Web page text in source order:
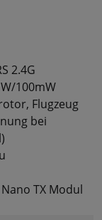
2.4G
100mW
Flugzeug
bei
TX Modul